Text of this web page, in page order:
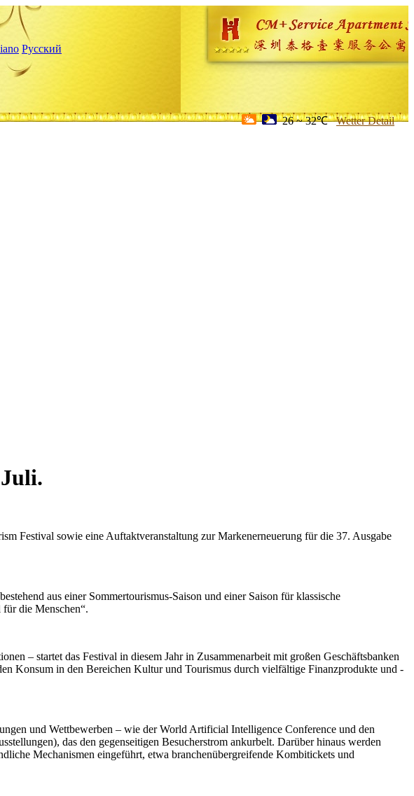
Русский
26 ~ 32℃ Wetter Detail
Festival sowie eine Auftaktveranstaltung zur Markenerneuerung für die 37. Ausgabe
aus einer Sommertourismus-Saison und einer Saison für klassische
die Menschen“.
– startet das Festival in diesem Jahr in Zusammenarbeit mit großen Geschäftsbanken
Konsum in den Bereichen Kultur und Tourismus durch vielfältige Finanzprodukte und -
und Wettbewerben – wie der World Artificial Intelligence Conference und den
das den gegenseitigen Besucherstrom ankurbelt. Darüber hinaus werden
Mechanismen eingeführt, etwa branchenübergreifende Kombitickets und